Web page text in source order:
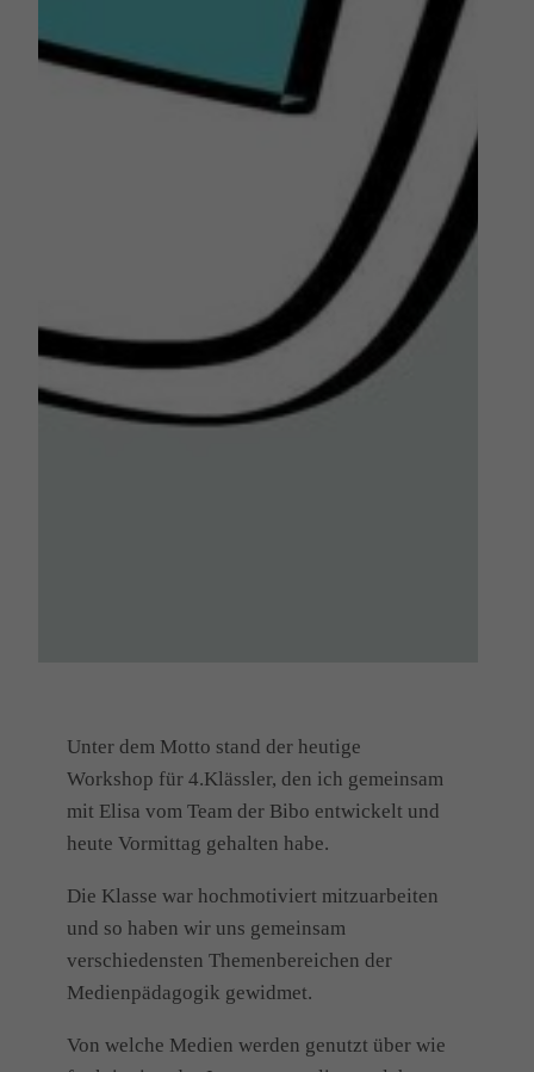
Unter dem Motto stand der heutige
Workshop für 4.Klässler, den ich gemeinsam
mit Elisa vom Team der Bibo entwickelt und
heute Vormittag gehalten habe.
Die Klasse war hochmotiviert mitzuarbeiten‍
und so haben wir uns gemeinsam
verschiedensten Themenbereichen der
Medienpädagogik gewidmet.
Von welche Medien werden genutzt über wie